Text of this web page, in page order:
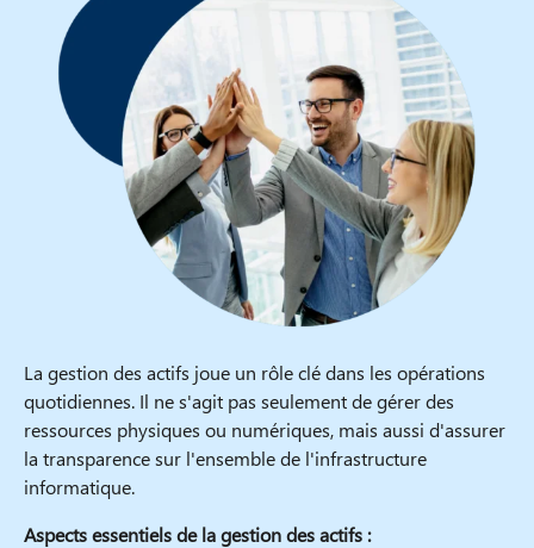
La gestion des actifs joue un rôle clé dans les opérations
quotidiennes. Il ne s'agit pas seulement de gérer des
ressources physiques ou numériques, mais aussi d'assurer
la transparence sur l'ensemble de l'infrastructure
informatique.
Aspects essentiels de la gestion des actifs :